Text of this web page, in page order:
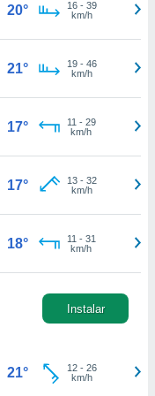
20° 16- 39
km/h
21° 19- 46
km/h
17° 11 - 29
km/h
17° 13- 32
km/h
18° 11 - 31
km/h
Instalar
21° 12- 26
km/h